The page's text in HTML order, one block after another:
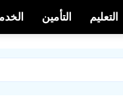
التعليم التأمين